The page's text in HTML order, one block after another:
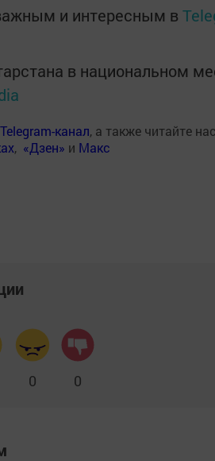
и интересным в
в национальном
Telegram-канал, а также читайте нас
, «Дзен» и Макс
0 0